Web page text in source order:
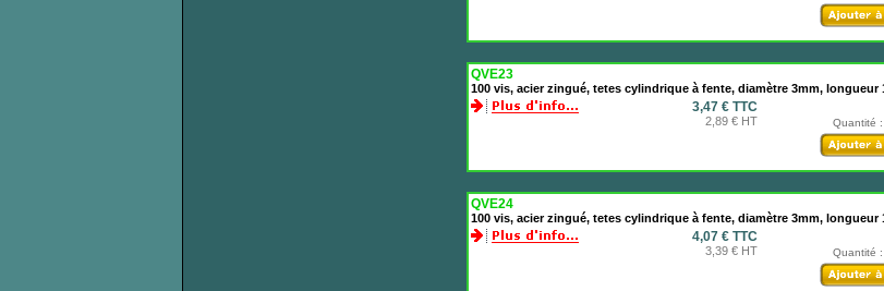
QVE23
100 vis, acier zingué, tetes cylindrique à fente, diamètre 3mm, longueur
3,47 € TTC
2,89 € HT Quantité :
QVE24
100 vis, acier zingué, tetes cylindrique à fente, diamètre 3mm, longueur
4,07 € TTC
3,39 € HT Quantité :